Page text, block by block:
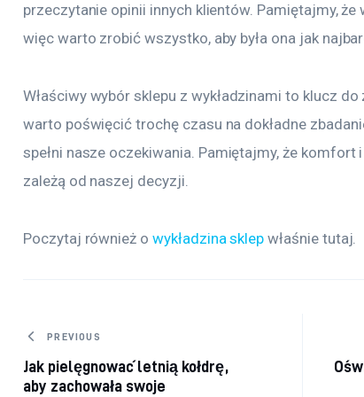
przeczytanie opinii innych klientów. Pamiętajmy,
więc warto zrobić wszystko, aby była ona jak
Właściwy wybór sklepu z wykładzinami to klucz
warto poświęcić trochę czasu na dokładne
spełni nasze oczekiwania. Pamiętajmy, że
zależą od naszej decyzji.
Poczytaj również o wykładzina sklep właśnie tutaj.
Nawigacja wpisu
PREVIOUS
Jak pielęgnować letnią kołdrę,
aby zachowała swoje